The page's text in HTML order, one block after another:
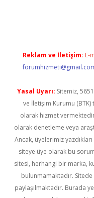
Reklam ve İletişim: E-
Yasal Uyarı: Sitemiz,
ve İletişim Kurumu (BTK)
olarak hizmet
olarak denetleme veya
Ancak, üyelerimiz
siteye üye olarak bu
sitesi, herhangi bir marka,
bulunmamaktadır. Sitede
paylaşılmaktadır. Burada